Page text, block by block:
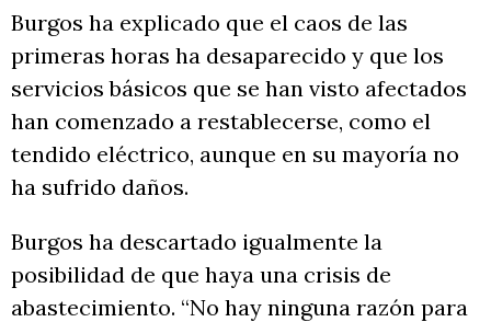
Burgos ha explicado que el caos de las
primeras horas ha desaparecido y que los
servicios básicos que se han visto afectados
han comenzado a restablecerse, como el
tendido eléctrico, aunque en su mayoría no
ha sufrido daños.
Burgos ha descartado igualmente la
posibilidad de que haya una crisis de
abastecimiento. “No hay ninguna razón para